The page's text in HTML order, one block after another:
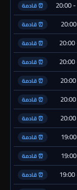
⏰ قادمة
⏰ قادمة
⏰ قادمة
⏰ قادمة
⏰ قادمة
⏰ قادمة
⏰ قادمة
⏰ قادمة
⏰ قادمة
⏰ قادمة